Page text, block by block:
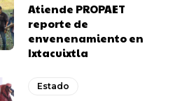
Atiende PROPAET
reporte de
envenenamiento en
Ixtacuixtla
Estado